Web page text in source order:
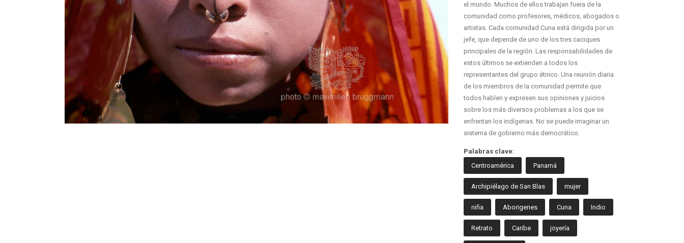
el mundo. Muchos de ellos trabajan fuera de la
comunidad como profesores, médicos, abogados o
artistas. Cada comunidad Cuna está dirigida por un
jefe, que depende de uno de los tres caciques
principales de la región. Las responsabilidades de
estos últimos se extienden a todos los
representantes del grupo étnico. Una reunión diaria
de los miembros de la comunidad permite que
todos hablen y expresen sus opiniones y juicios
sobre los más diversos problemas a los que se
enfrentan los indígenas. No se puede imaginar un
sistema de gobierno más democrático.
Palabras clave:
Centroamérica
Panamá
Archipiélago de San Blas mujer
niña Aborigenes Cuna Indio
Retrato Caribe joyería